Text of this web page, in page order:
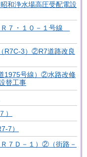
和浄水場高圧受配電設
Ｒ７・１０－１号線
R7C-3）②R7道路改良
1975号線）②水路改修
替工事
）
7）
７Ｄ－１）②（街路－